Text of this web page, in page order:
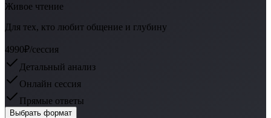
Живое чтение
Для тех, кто любит общение и глубину
4990₽/сессия
Детальный анализ
Онлайн сессия
Прямые ответы
Выбрать формат